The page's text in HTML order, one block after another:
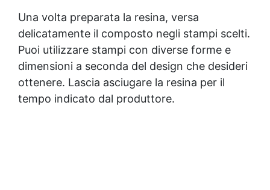
Una volta preparata la resina, versa
delicatamente il composto negli stampi scelti.
Puoi utilizzare stampi con diverse forme e
dimensioni a seconda del design che desideri
ottenere. Lascia asciugare la resina per il
tempo indicato dal produttore.